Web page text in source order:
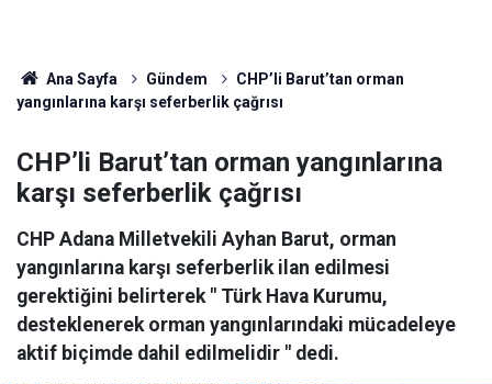
Ana Sayfa Gündem
CHP’li Barut’tan orman
yangınlarına karşı seferberlik çağrısı
CHP’li Barut’tan orman yangınlarına
karşı seferberlik çağrısı
CHP Adana Milletvekili Ayhan Barut, orman
yangınlarına karşı seferberlik ilan edilmesi
gerektiğini belirterek " Türk Hava Kurumu,
desteklenerek orman yangınlarındaki mücadeleye
aktif biçimde dahil edilmelidir " dedi.